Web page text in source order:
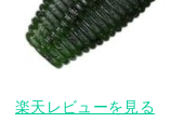
楽天レビューを見る